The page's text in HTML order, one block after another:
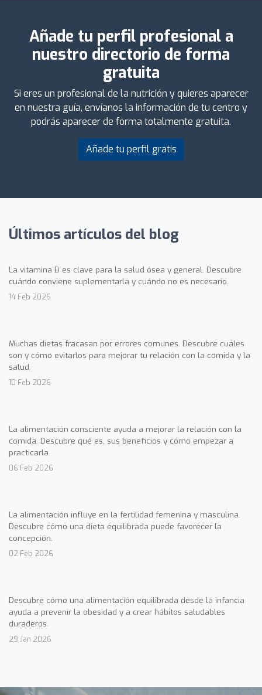
Añade tu perfil profesional a
nuestro directorio de forma
gratuita
Si eres un profesional de la nutrición y quieres aparecer
en nuestra guía, envíanos la información de tu centro y
podrás aparecer de forma totalmente gratuita.
Añade tu perfil gratis
Últimos artículos del blog
La vitamina D es clave para la salud ósea y general. Descubre
cuándo conviene suplementarla y cuándo no es necesario.
14 Feb 2026
Muchas dietas fracasan por errores comunes. Descubre cuáles
son y cómo evitarlos para mejorar tu relación con la comida y la
salud.
10 Feb 2026
La alimentación consciente ayuda a mejorar la relación con la
comida. Descubre qué es, sus beneficios y cómo empezar a
practicarla.
06 Feb 2026
La alimentación influye en la fertilidad femenina y masculina.
Descubre cómo una dieta equilibrada puede favorecer la
concepción.
02 Feb 2026
Descubre cómo una alimentación equilibrada desde la infancia
ayuda a prevenir la obesidad y a crear hábitos saludables
duraderos.
29 Jan 2026